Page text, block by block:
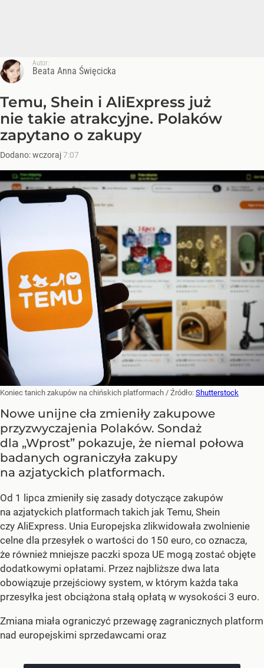
Autor:
Beata Anna Święcicka
Temu, Shein i AliExpress już
nie takie atrakcyjne. Polaków
zapytano o zakupy
Dodano:wczoraj7:07
Koniec tanich zakupów na chińskich platformach / Źródło: Shutterstock
Nowe unijne cła zmieniły zakupowe
przyzwyczajenia Polaków. Sondaż
dla „Wprost” pokazuje, że niemal połowa
badanych ograniczyła zakupy
na azjatyckich platformach.
Od 1 lipca zmieniły się zasady dotyczące zakupów
na azjatyckich platformach takich jak Temu, Shein
czy AliExpress. Unia Europejska zlikwidowała zwolnienie
celne dla przesyłek o wartości do 150 euro, co oznacza,
że również mniejsze paczki spoza UE mogą zostać objęte
dodatkowymi opłatami. Przez najbliższe dwa lata
obowiązuje przejściowy system, w którym każda taka
przesyłka jest obciążona stałą opłatą w wysokości 3 euro.
Zmiana miała ograniczyć przewagę zagranicznych platform
nad europejskimi sprzedawcami oraz